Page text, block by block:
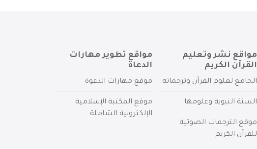
مواقع نشر وتعليم
القرآن الكريم
الجامع لعلوم القرآن وترجماته
السنة النبوية وعلومها
موقع الترجمات الصوتية
للقرآن الكريم
مواقع تطوير مهارات
الدعاة
موقع مهارات الدعوة
موقع المكتبة الإسلامية
الإلكترونية الشاملة